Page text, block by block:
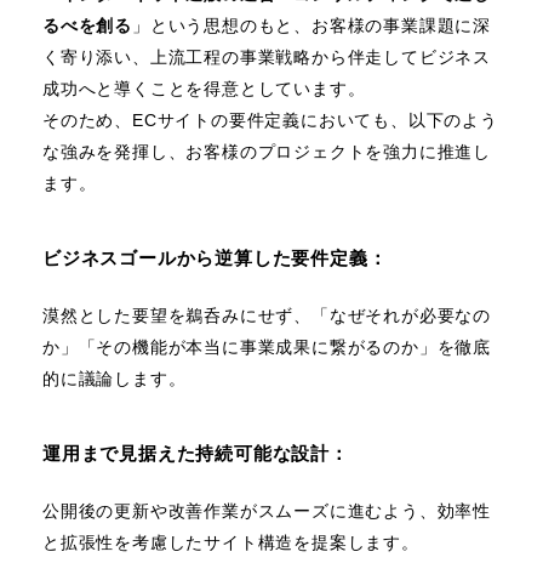
るべを創る 」という思想のもと、お客様の事業課題に深
く寄り添い、上流工程の事業戦略から伴走してビジネス
成功へと導くことを得意としています。
そのため、ECサイトの要件定義においても、以下のよう
な強みを発揮し、お客様のプロジェクトを強力に推進し
ます。
ビジネスゴールから逆算した要件定義：
漠然とした要望を鵜呑みにせず、「なぜそれが必要なの
か」「その機能が本当に事業成果に繋がるのか」を徹底
的に議論します。
運用まで見据えた持続可能な設計：
公開後の更新や改善作業がスムーズに進むよう、効率性
と拡張性を考慮したサイト構造を提案します。